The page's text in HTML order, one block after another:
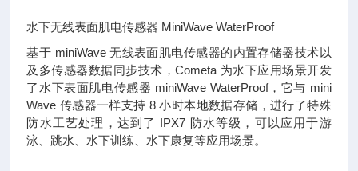
水下无线表面肌电传感器 MiniWave WaterProof
基于 miniWave无线表面肌电传感器的内置存储器技术以
及多传感器数据同步技术，Cometa 为水下应用场景开发
了水下表面肌电传感器 miniWave WaterProof，它与 mini
Wave 传感器一样支持 8小时本地数据存储，进行了特殊
防水工艺处理，达到了 IPX7 防水等级，可以应用于游
泳、跳水、水下训练、水下康复等应用场景。